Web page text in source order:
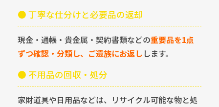
● 丁寧な仕分けと必要品の返却
現金・通帳・貴金属・契約書類などの重要品を1点
ずつ確認・分類し、ご遺族にお返し します。
● 不用品の回収・処分
家財道具や日用品などは、リサイクル可能な物と処